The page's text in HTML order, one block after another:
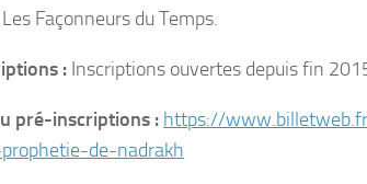
Les Façonneurs du Temps.
: Inscriptions ouvertes depuis fin
pré-inscriptions : https://
de-nadrakh